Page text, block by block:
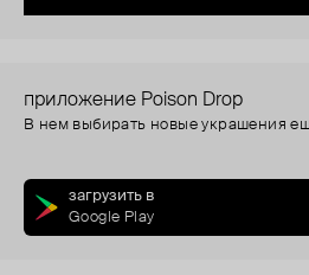
приложение Poison Drop
В нем выбирать новые украшения
загрузить в
Google Play